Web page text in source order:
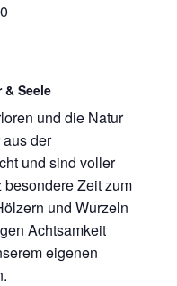
Seele
und die Natur
der
und sind voller
Zeit zum
und Wurzeln
Achtsamkeit
eigenen